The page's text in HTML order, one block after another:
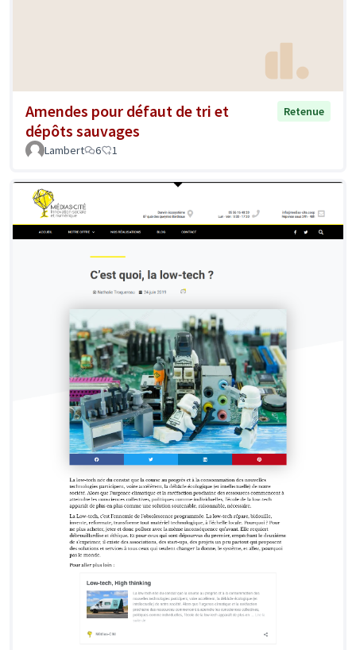
Amendes pour défaut de tri et
dépôts sauvages
Retenue
Lambert 6 1